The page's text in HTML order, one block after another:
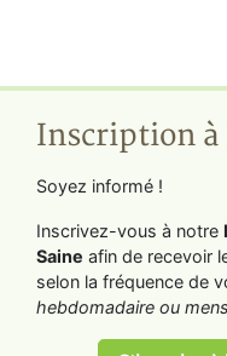
Inscription
Soyez informé !
Inscrivez-vous à notre
Saine afin de recevoir
selon la fréquence de
hebdomadaire ou